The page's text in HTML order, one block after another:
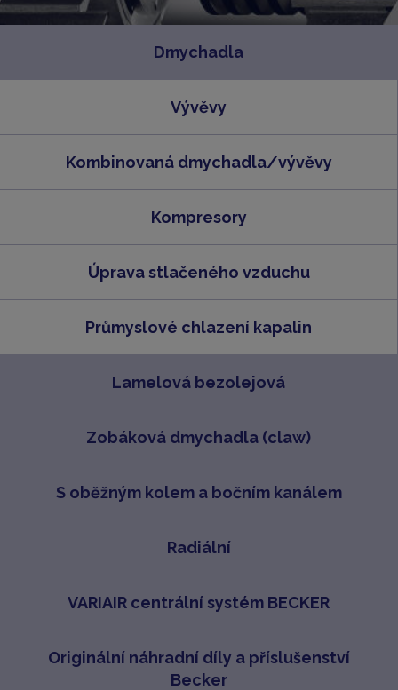
Dmychadla
Vývěvy
Kombinovaná dmychadla/vývěvy
Kompresory
Úprava stlačeného vzduchu
Průmyslové chlazení kapalin
Lamelová bezolejová
Zobáková dmychadla (claw)
S oběžným kolem a bočním kanálem
Radiální
VARIAIR centrální systém BECKER
Originální náhradní díly a příslušenství
Becker